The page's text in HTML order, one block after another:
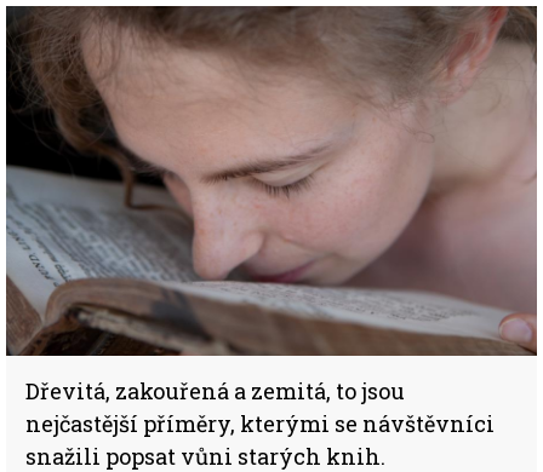
Dřevitá, zakouřená a zemitá, to jsou
nejčastější příměry, kterými se návštěvníci
snažili popsat vůni starých knih.